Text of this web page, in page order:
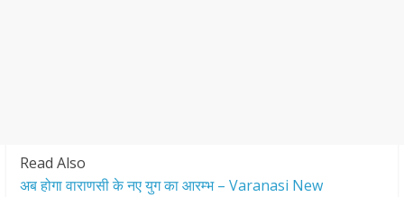
Read Also
अब होगा वाराणसी के नए युग का आरम्भ – Varanasi New